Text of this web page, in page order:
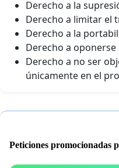
Derecho a la
Derecho a limitar el
Derecho a la
Derecho a
Derecho a no ser
únicamente en el
Peticiones promocionadas